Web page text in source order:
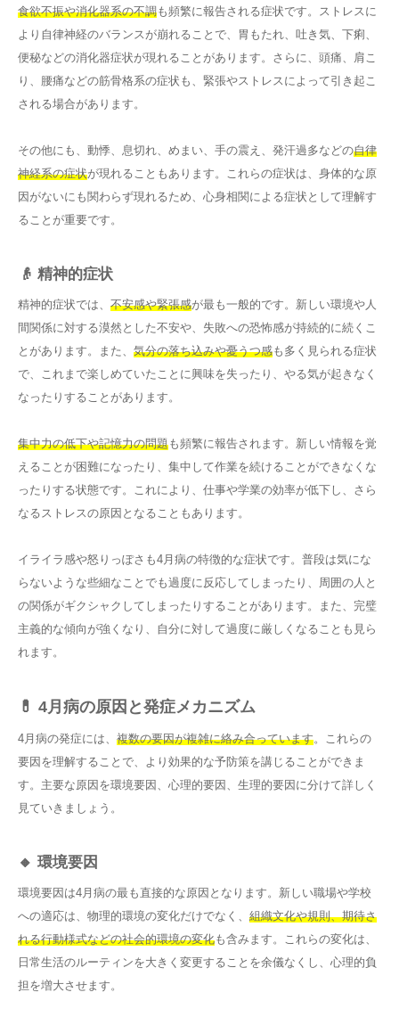
食欲不振や消化器系の不調も頻繁に報告される症状です。ストレスに
より自律神経のバランスが崩れることで、胃もたれ、吐き気、下痢、
便秘などの消化器症状が現れることがあります。さらに、頭痛、肩こ
り、腰痛などの筋骨格系の症状も、緊張やストレスによって引き起こ
される場合があります。
その他にも、動悸、息切れ、めまい、手の震え、発汗過多などの自律
神経系の症状が現れることもあります。これらの症状は、身体的な原
因がないにも関わらず現れるため、心身相関による症状として理解す
ることが重要です。
👴 精神的症状
精神的症状では、 不安感や緊張感が最も一般的です。新しい環境や人
間関係に対する漠然とした不安や、失敗への恐怖感が持続的に続くこ
とがあります。また、 気分の落ち込みや憂うつ感も多く見られる症状
で、これまで楽しめていたことに興味を失ったり、やる気が起きなく
なったりすることがあります。
集中力の低下や記憶力の問題も頻繁に報告されます。新しい情報を覚
えることが困難になったり、集中して作業を続けることができなくな
ったりする状態です。これにより、仕事や学業の効率が低下し、さら
なるストレスの原因となることもあります。
イライラ感や怒りっぽさも4月病の特徴的な症状です。普段は気にな
らないような些細なことでも過度に反応してしまったり、周囲の人と
の関係がギクシャクしてしまったりすることがあります。また、完璧
主義的な傾向が強くなり、自分に対して過度に厳しくなることも見ら
れます。
💊 4月病の原因と発症メカニズム
4月病の発症には、 複数の要因が複雑に絡み合っています。これらの
要因を理解することで、より効果的な予防策を講じることができま
す。主要な原因を環境要因、心理的要因、生理的要因に分けて詳しく
見ていきましょう。
🔸 環境要因
環境要因は4月病の最も直接的な原因となります。新しい職場や学校
への適応は、物理的環境の変化だけでなく、 組織文化や規則、期待さ
れる行動様式などの社会的環境の変化も含みます。これらの変化は、
日常生活のルーティンを大きく変更することを余儀なくし、心理的負
担を増大させます。